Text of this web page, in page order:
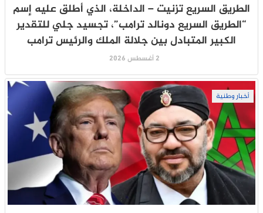
الطريق السريع تزنيت – الداخلة، الذي أطلق عليه إسم
“الطريق السريع دونالد ترامب”، تجسيد جلي للتقدير
الكبير المتبادل بين جلالة الملك والرئيس ترامب
2 أغسطس 2026
أخبار وطنية